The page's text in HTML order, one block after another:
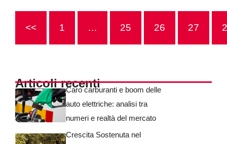
<< 1 … 25 26 27
Articoli recentiCaro carburanti e boom delle
auto elettriche: analisi tra
numeri e realtà del mercato
Crescita Sostenuta nel